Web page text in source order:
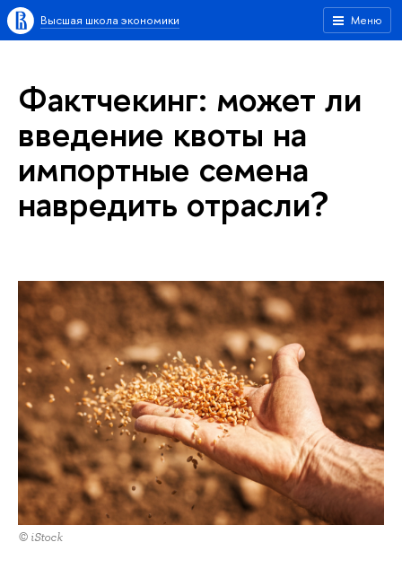
Меню
Высшая школа экономики
Фактчекинг: может ли
введение квоты на
импортные семена
навредить отрасли?
© iStock